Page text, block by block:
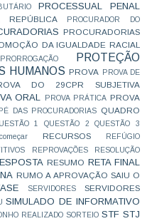
PROCESSUAL PENAL
REPÚBLICA
PROCURADOR DO
PROCURADORIAS
DA IGUALDADE RACIAL
PRORROGAÇÃO
PROTEÇÃO
HUMANOS PROVA
PROVA DE
DO 29CPR SUBJETIVA
ORAL PROVA PRÁTICA PROVA
DAS PROCURADORIAS
QUADRO
1 QUESTÃO 2 QUESTÃO 3
RECURSOS REFÚGIO
REPROVAÇÕES
RESOLUÇÃO
RESUMO RETA FINAL
RUMO A APROVAÇÃO SAIU O
SERVIDORES
SERVIDORES
SIMULADO DE INFORMATIVO
REALIZADO SORTEIO STF STJ